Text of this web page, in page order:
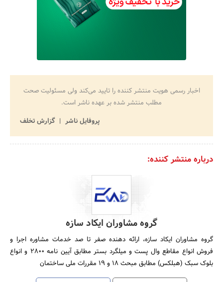
اخبار رسمی هویت منتشر کننده را تایید می‌کند ولی مسئولیت صحت
مطلب منتشر شده بر عهده ناشر است.
پروفایل ناشر
گزارش تخلف
درباره منتشر کننده:
گروه مشاوران ایکاد سازه
گروه مشاوران ایکاد سازه، ارائه دهنده صفر تا صد خدمات مشاوره اجرا و
فروش انواع مقاطع وال پست و میلگرد بستر مطابق آیین نامه 2800 و انواع
بلوک سبک (هبلکس) مطابق مبحث 18 و 19 مقررات ملی ساختمان